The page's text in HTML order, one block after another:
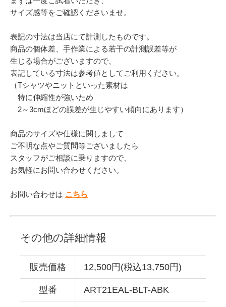
サイズ感等をご確認くださいませ。
表記の寸法は当店にて計測したものです。
商品の個体差、手作業による若干の計測誤差等が
生じる場合がございますので、
表記している寸法は参考値としてご利用ください。
（Tシャツやニットといった素材は
特に伸縮性が強いため
2～3cmほどの誤差が生じやすい傾向にあります）
商品のサイズや仕様に関しまして
ご不明な点やご質問等ございましたら
スタッフがご相談に乗りますので、
お気軽にお問い合わせください。
お問い合わせは こちら
その他の詳細情報
販売価格 12,500円(税込13,750円)
型番 ART21EAL-BLT-ABK